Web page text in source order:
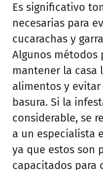
Es significativo
necesarias para
cucarachas y
Algunos métodos
mantener la casa
alimentos y
basura. Si la
considerable, se
a un especialista
ya que estos son
capacitados para